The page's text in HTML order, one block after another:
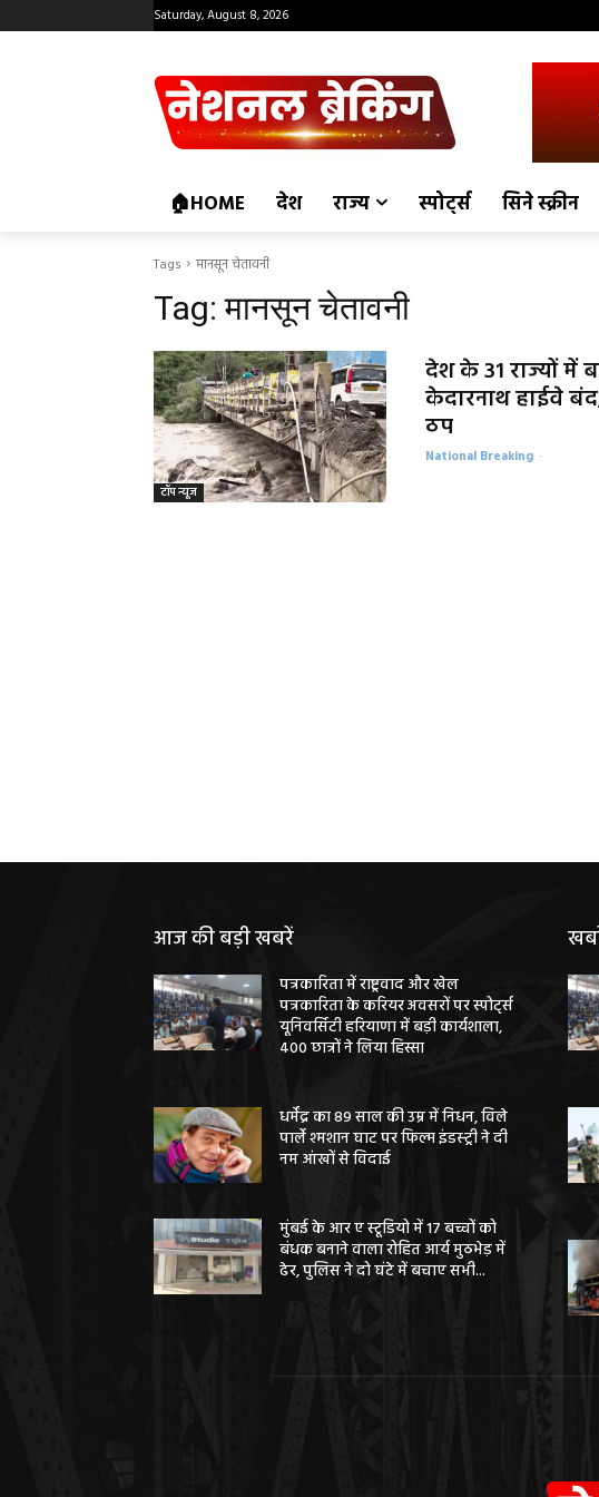
Saturday, August 8, 2026
🏠HOME देश राज्य स्पोर्ट्स सिने स्क्रीन
Tags मानसून चेतावनी
Tag:मानसून चेतावनी
टॉप न्यूज
देश के 31 राज्यों में
केदारनाथ हाईवे
ठप
National Breaking -
आज की बड़ी खबरें
पत्रकारिता में राष्ट्रवाद और खेल
पत्रकारिता के करियर अवसरों पर स्पोर्ट्स
यूनिवर्सिटी हरियाणा में बड़ी कार्यशाला,
400 छात्रों ने लिया हिस्सा
धर्मेंद्र का 89 साल की उम्र में निधन, विले
पार्ले श्मशान घाट पर फिल्म इंडस्ट्री ने दी
नम आंखों से विदाई
मुंबई के आर ए स्टूडियो में 17 बच्चों को
बंधक बनाने वाला रोहित आर्य मुठभेड़ में
ढेर, पुलिस ने दो घंटे में बचाए सभी...